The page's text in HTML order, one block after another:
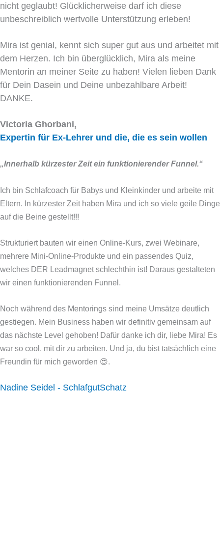
nicht geglaubt! Glücklicherweise darf ich diese
unbeschreiblich wertvolle Unterstützung erleben!
Mira ist genial, kennt sich super gut aus und arbeitet mit
dem Herzen. Ich bin überglücklich, Mira als meine
Mentorin an meiner Seite zu haben! Vielen lieben Dank
für Dein Dasein und Deine unbezahlbare Arbeit!
DANKE.
Victoria Ghorbani,
Expertin für Ex-Lehrer und die, die es sein wollen
„Innerhalb kürzester Zeit ein funktionierender Funnel.“
Ich bin Schlafcoach für Babys und Kleinkinder und arbeite mit
Eltern. In kürzester Zeit haben Mira und ich so viele geile Dinge
auf die Beine gestellt!!!
Strukturiert bauten wir einen Online-Kurs, zwei Webinare,
mehrere Mini-Online-Produkte und ein passendes Quiz,
welches DER Leadmagnet schlechthin ist! Daraus gestalteten
wir einen funktionierenden Funnel.
Noch während des Mentorings sind meine Umsätze deutlich
gestiegen. Mein Business haben wir definitiv gemeinsam auf
das nächste Level gehoben! Dafür danke ich dir, liebe Mira! Es
war so cool, mit dir zu arbeiten. Und ja, du bist tatsächlich eine
Freundin für mich geworden 😍.
Nadine Seidel - SchlafgutSchatz